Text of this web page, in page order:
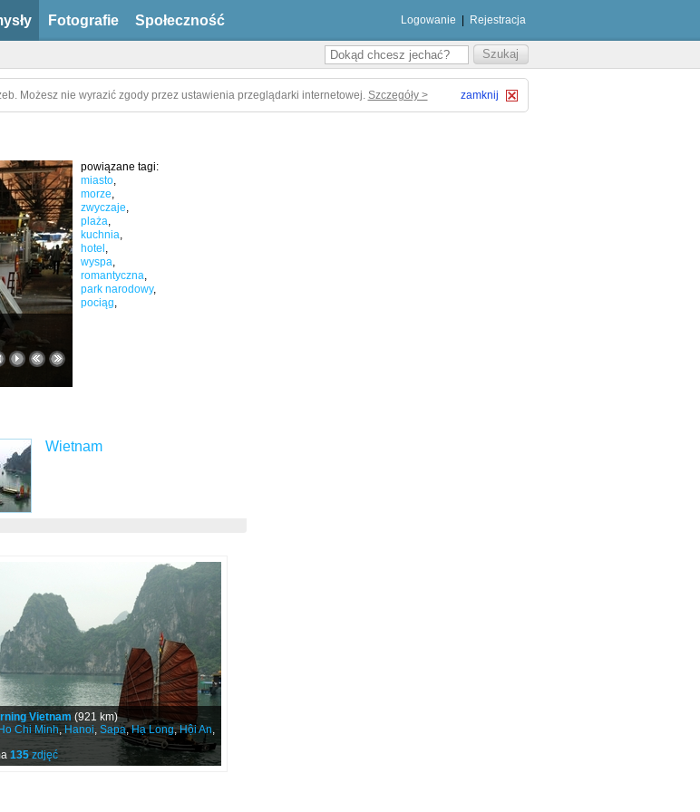
Fotografie Społeczność Logowanie Rejestracja
Możesz nie wyrazić zgody przez ustawienia przeglądarki internetowej. Szczegóły > zamknij
powiązane tagi:
miasto,
morze,
zwyczaje,
plaża,
kuchnia,
hotel ,
wyspa,
romantyczna,
park narodowy,
pociąg,
Wietnam
Vietnam (921 km)
Ho Chi Minh,Hanoi, Sapa,Hạ Long,Hội An,
135zdjęć